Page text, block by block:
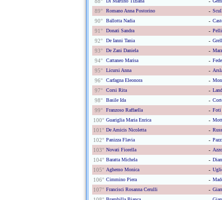
89° Romano Anna Postorino -
90° Ballotta Nadia -
91° Donati Sandra -
92° De Ianni Tania -
93° De Zani Daniela -
94° Cattaneo Marisa -
95° Licursi Anna -
96° Carfagna Eleonora -
97° Corsi Rita -
98° Basile Ida -
99° Franzoso Raffaella - Foti
100° Guariglia Maria Enrica -
101° De Amicis Nicoletta -
102° Panizza Flavia -
103° Novati Fiorella -
104° Baratta Michela -
105° Aghemo Monica -
106° Cimmino Piera -
107° Francisci Rosanna Cerulli -